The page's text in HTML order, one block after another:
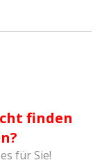
finden
für Sie!